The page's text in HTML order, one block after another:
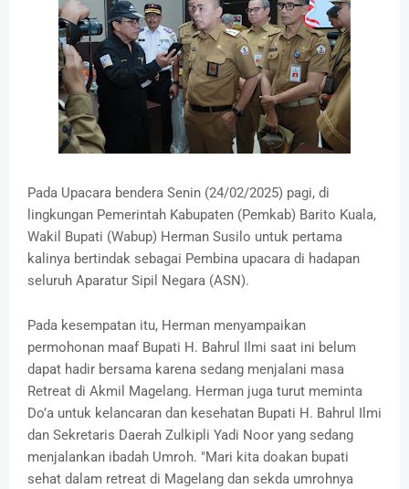
Pada Upacara bendera Senin (24/02/2025) pagi, di
lingkungan Pemerintah Kabupaten (Pemkab) Barito Kuala,
Wakil Bupati (Wabup) Herman Susilo untuk pertama
kalinya bertindak sebagai Pembina upacara di hadapan
seluruh Aparatur Sipil Negara (ASN).
Pada kesempatan itu, Herman menyampaikan
permohonan maaf Bupati H. Bahrul Ilmi saat ini belum
dapat hadir bersama karena sedang menjalani masa
Retreat di Akmil Magelang. Herman juga turut meminta
Do’a untuk kelancaran dan kesehatan Bupati H. Bahrul Ilmi
dan Sekretaris Daerah Zulkipli Yadi Noor yang sedang
menjalankan ibadah Umroh. "Mari kita doakan bupati
sehat dalam retreat di Magelang dan sekda umrohnya